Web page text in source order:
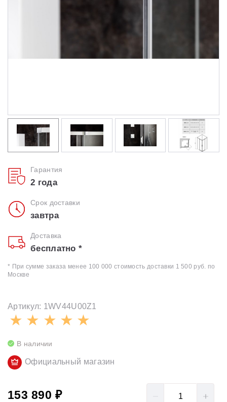
Гарантия
2 года
Срок доставки
завтра
Доставка
бесплатно *
* При сумме заказа менее 100 000 стоимость доставки 1 500 руб. по
Москве
Артикул: 1WV44U00Z1
В наличии
Официальный магазин
153 890 ₽